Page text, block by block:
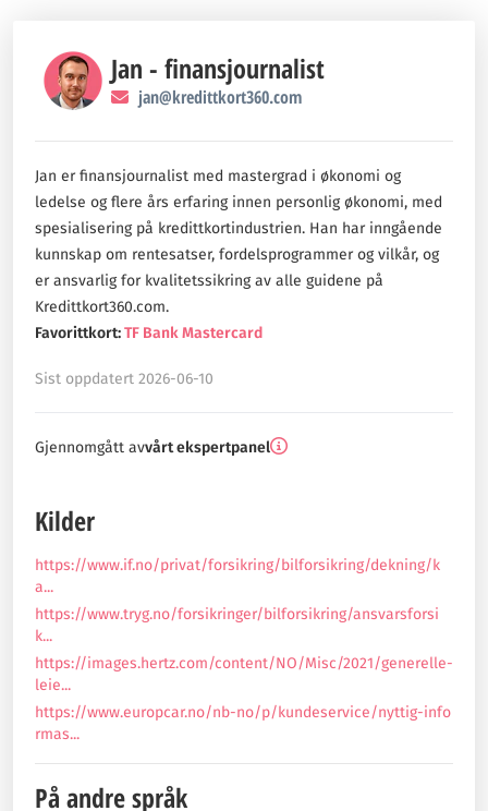
beslutningene.
Vi kan motta godtgjørelse fra våre samarbeidspartnere
men har ingen innvirkning på våre vurderinger, rangeringer
eller anbefalinger. Vårt innhold er basert på objektive kriterier
og redaksjonelle vurderinger.
Våre eksperter, med lang erfaring, tester kortene selv. Vi sikter
på å gi deg klare og ærlige sammenligninger av alle norske
kredittkort. Hos kredittkort360.com er vårt mål å tilby all
nødvendig informasjon slik at du kan ta kloke valg som passer
Med våre strengeredaksjonelle retningslinjer
Jan - finansjournalist
jan@kredittkort360.com
Jan er finansjournalist med mastergrad i økonomi og
ledelse og flere års erfaring innen personlig økonomi, med
spesialisering på kredittkortindustrien. Han har inngående
kunnskap om rentesatser, fordelsprogrammer og vilkår, og
er ansvarlig for kvalitetssikring av alle guidene på
Kredittkort360.com.
Favorittkort:TF Bank Mastercard
Sist oppdatert 2026-06-10
Gjennomgått avvårt ekspertpanel
Kilder
https://www.if.no/privat/forsikring/bilforsikring/dekning/k
a...
https://www.tryg.no/forsikringer/bilforsikring/ansvarsforsi
k...
https://images.hertz.com/content/NO/Misc/2021/generelle-
leie...
https://www.europcar.no/nb-no/p/kundeservice/nyttig-info
rmas...
På andre språk